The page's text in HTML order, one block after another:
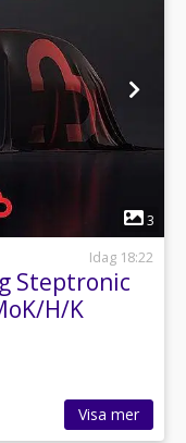
3
Idag 18:22
Steptronic
H/K
Visa mer